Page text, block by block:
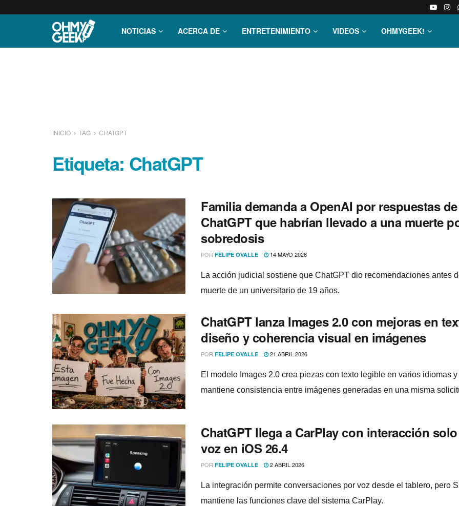
NOTICIAS ACERCA DE ENTRETENIMIENTO VIDEOS OHMYGEEK!
INICIO TAG CHATGPT
Etiqueta: ChatGPT
Familia demanda a OpenAI por respuestas de
ChatGPT que habrían llevado a una muerte
sobredosis
POR FELIPE OVALLE 14 MAYO 2026
La acción judicial sostiene que ChatGPT dio recomendaciones antes
muerte de un universitario de 19 años.
ChatGPT lanza Images 2.0 con mejoras en
diseño y coherencia visual en imágenes
POR FELIPE OVALLE 21 ABRIL 2026
El modelo Images 2.0 crea piezas con texto legible en varios idiomas y
mantiene consistencia entre imágenes generadas en una misma
ChatGPT llega a CarPlay con interacción
voz en iOS 26.4
POR FELIPE OVALLE 2 ABRIL 2026
La integración permite conversaciones por voz desde el tablero, pero
mantiene las funciones clave del sistema CarPlay.